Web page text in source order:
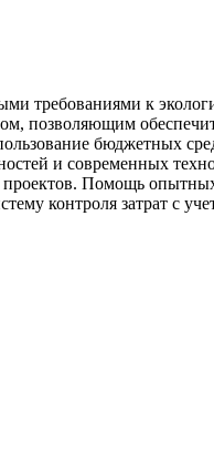
требованиями к
позволяющим
бюджетных
и современных
проектов. Помощь
контроля затрат с